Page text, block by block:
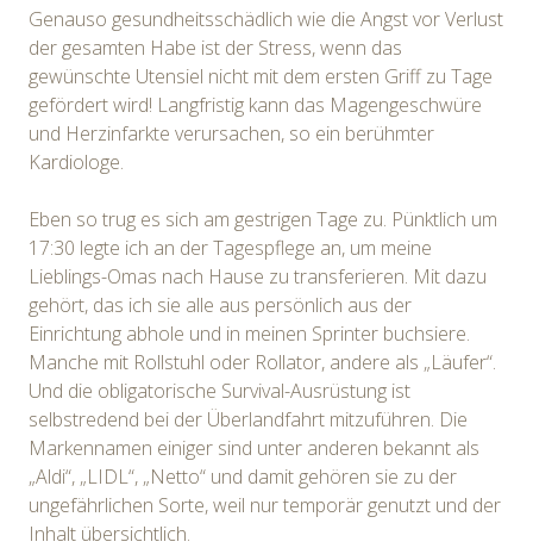
Genauso gesundheitsschädlich wie die Angst vor Verlust
der gesamten Habe ist der Stress, wenn das
gewünschte Utensiel nicht mit dem ersten Griff zu Tage
gefördert wird! Langfristig kann das Magengeschwüre
und Herzinfarkte verursachen, so ein berühmter
Kardiologe.
Eben so trug es sich am gestrigen Tage zu. Pünktlich um
17:30 legte ich an der Tagespflege an, um meine
Lieblings-Omas nach Hause zu transferieren. Mit dazu
gehört, das ich sie alle aus persönlich aus der
Einrichtung abhole und in meinen Sprinter buchsiere.
Manche mit Rollstuhl oder Rollator, andere als „Läufer“.
Und die obligatorische Survival-Ausrüstung ist
selbstredend bei der Überlandfahrt mitzuführen. Die
Markennamen einiger sind unter anderen bekannt als
„Aldi“, „LIDL“, „Netto“ und damit gehören sie zu der
ungefährlichen Sorte, weil nur temporär genutzt und der
Inhalt übersichtlich.